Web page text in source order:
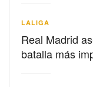
LALIGA
Real Madrid
batalla más